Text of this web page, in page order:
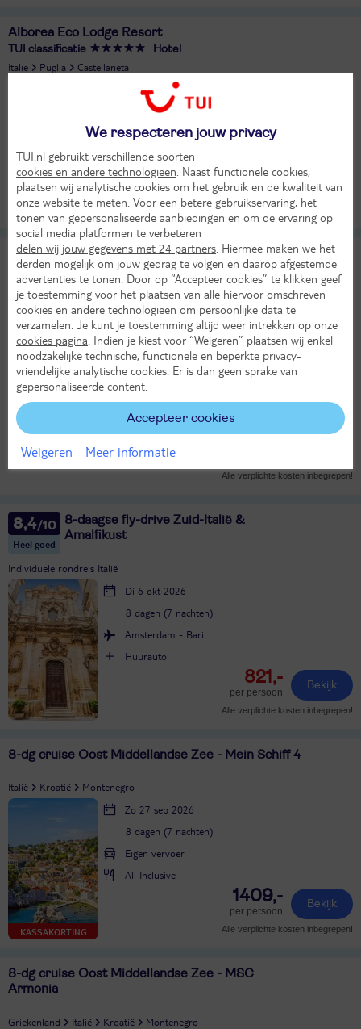
Alborea Eco Lodge Resort
TUI classificatie Hotel
Italië Puglia Castellaneta
27°
in sep
Di 8 sep 2026
8 dagen (7 nachten)
Dusseldorf - Brindisi
Volpension
1472,-
per persoon
Bekijk
Alle verplichte kosten inbegrepen!
9,2
Uitstekend
La Chiusa di Chietri
TUI classificatie Hotel
Italië Puglia Alberobello
Za 22 aug 2026
8 dagen (7 nachten)
Vanaf Rotterdam
Bekijk alle vertrekluchthavens
Logies ontbijt
Alle verplichte kosten inbegrepen!
8,4
Heel goed
8-daagse fly-drive Zuid-Italië &
Amalfikust
Individuele rondreis Italië
Di 6 okt 2026
8 dagen (7 nachten)
Amsterdam - Bari
Huurauto
821,-
per persoon
Bekijk
Alle verplichte kosten inbegrepen!
8-dg cruise Oost Middellandse Zee - Mein Schiff 4
Italië Kroatië Montenegro
KASSAKORTING
Zo 27 sep 2026
8 dagen (7 nachten)
Eigen vervoer
All Inclusive
1409,-
per persoon
Bekijk
Alle verplichte kosten inbegrepen!
8-dg cruise Oost Middellandse Zee - MSC
Armonia
Griekenland Italië Kroatië
Montenegro
We respecteren jouw privacy
TUI.nl gebruikt verschillende soorten
cookies en andere technologieën . Naast functionele cookies,
plaatsen wij analytische cookies om het gebruik en de kwaliteit van
onze website te meten. Voor een betere gebruikservaring, het
tonen van gepersonaliseerde aanbiedingen en om de ervaring op
social media platformen te verbeteren
delen wij jouw gegevens met 24 partners . Hiermee maken we het
derden mogelijk om jouw gedrag te volgen en daarop afgestemde
advertenties te tonen. Door op “Accepteer cookies” te klikken geef
je toestemming voor het plaatsen van alle hiervoor omschreven
cookies en andere technologieën om persoonlijke data te
verzamelen. Je kunt je toestemming altijd weer intrekken op onze
cookies pagina . Indien je kiest voor “Weigeren” plaatsen wij enkel
noodzakelijke technische, functionele en beperkte privacy-
vriendelijke analytische cookies. Er is dan geen sprake van
gepersonaliseerde content.
Accepteer cookies
Weigeren Meer informatie